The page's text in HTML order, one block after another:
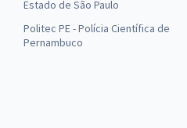
Estado de São Paulo
Politec PE - Polícia Científica de
Pernambuco